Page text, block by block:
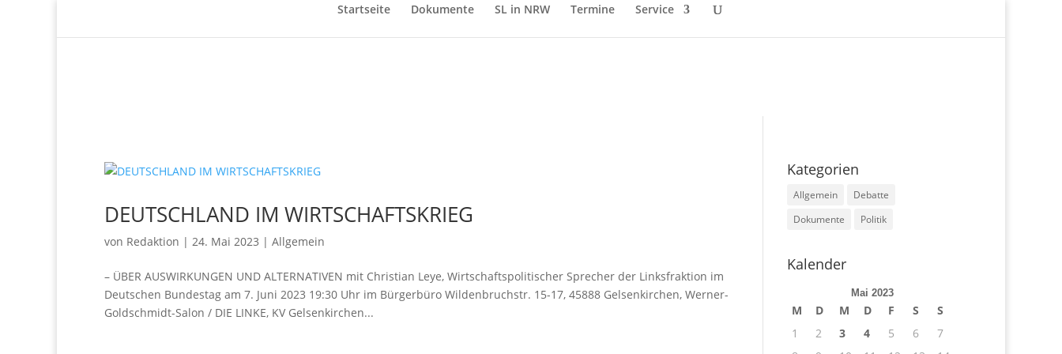
Startseite Dokumente SL in NRW Termine Service
DEUTSCHLAND IM WIRTSCHAFTSKRIEG
von Redaktion | 24. Mai 2023 | Allgemein
– ÜBER AUSWIRKUNGEN UND ALTERNATIVEN mit Christian Leye, Wirtschaftspolitischer Sprecher der Linksfraktion im
Deutschen Bundestag am 7. Juni 2023 19:30 Uhr im Bürgerbüro Wildenbruchstr. 15-17, 45888 Gelsenkirchen, Werner-
Goldschmidt-Salon / DIE LINKE, KV Gelsenkirchen...
Kategorien
Allgemein
Debatte
Dokumente
Politik
Kalender
Mai 2023
M D M D F S
S
1
2 3 4 5 6
7